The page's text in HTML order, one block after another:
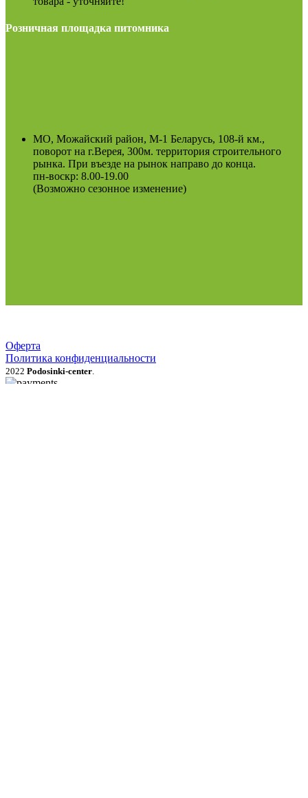
Розничная площадка питомника
МО, Можайский район, М-1 Беларусь, 108-й км.,
поворот на г.Верея, 300м. территория строительного
рынка. При въезде на рынок направо до конца.
пн-воскр: 8.00-19.00
(Возможно сезонное изменение)
Оферта
Политика конфиденциальности
2022 Podosinki-center.